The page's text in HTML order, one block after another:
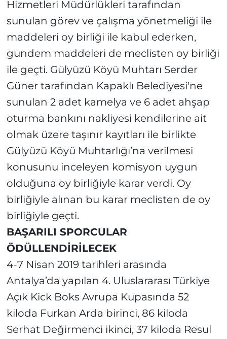
Hizmetleri Müdürlükleri tarafından
sunulan görev ve çalışma yönetmeliği ile
maddeleri oy birliği ile kabul ederken,
gündem maddeleri de meclisten oy birliği
ile geçti. Gülyüzü Köyü Muhtarı Serder
Güner tarafından Kapaklı Belediyesi'ne
sunulan 2 adet kamelya ve 6 adet ahşap
oturma bankını nakliyesi kendilerine ait
olmak üzere taşınır kayıtları ile birlikte
Gülyüzü Köyü Muhtarlığı’na verilmesi
konusunu inceleyen komisyon uygun
olduğuna oy birliğiyle karar verdi. Oy
birliğiyle alınan bu karar meclisten de oy
birliğiyle geçti.
BAŞARILI SPORCULAR
ÖDÜLLENDİRİLECEK
4-7 Nisan 2019 tarihleri arasında
Antalya’da yapılan 4. Uluslararası Türkiye
Açık Kick Boks Avrupa Kupasında 52
kiloda Furkan Arda birinci, 86 kiloda
Serhat Değirmenci ikinci, 37 kiloda Resul